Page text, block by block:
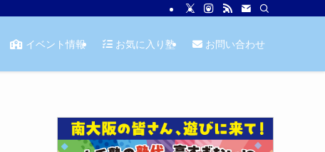
イベント情報 お気に入り塾 お問い合わせ